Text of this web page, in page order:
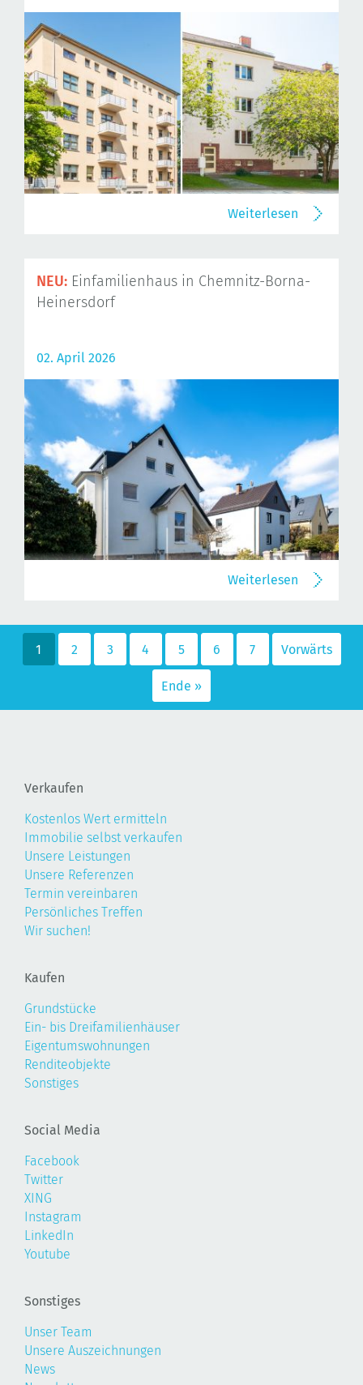
Weiterlesen
NEU: Einfamilienhaus in Chemnitz-Borna-
Heinersdorf
02. April 2026
Weiterlesen
1 2 3 4 5 6 7 Vorwärts
Ende »
Verkaufen
Kostenlos Wert ermitteln
Immobilie selbst verkaufen
Unsere Leistungen
Unsere Referenzen
Termin vereinbaren
Persönliches Treffen
Wir suchen!
Kaufen
Grundstücke
Ein- bis Dreifamilienhäuser
Eigentumswohnungen
Renditeobjekte
Sonstiges
Social Media
Facebook
Twitter
XING
Instagram
LinkedIn
Youtube
Sonstiges
Unser Team
Unsere Auszeichnungen
News